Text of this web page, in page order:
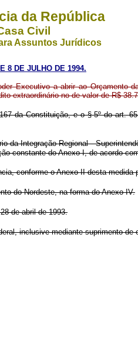
da República
Civil
Assuntos Jurídicos
8 DE JULHO DE 1994.
Executivo a abrir ao Orçamento
extraordinário no de valor de R$
da Constituição, e o § 5º do art.
Integração Regional -
constante do Anexo I, de acordo
conforme o Anexo II desta medida
do Nordeste, na forma do Anexo IV.
de abril de 1993.
inclusive mediante suprimento de